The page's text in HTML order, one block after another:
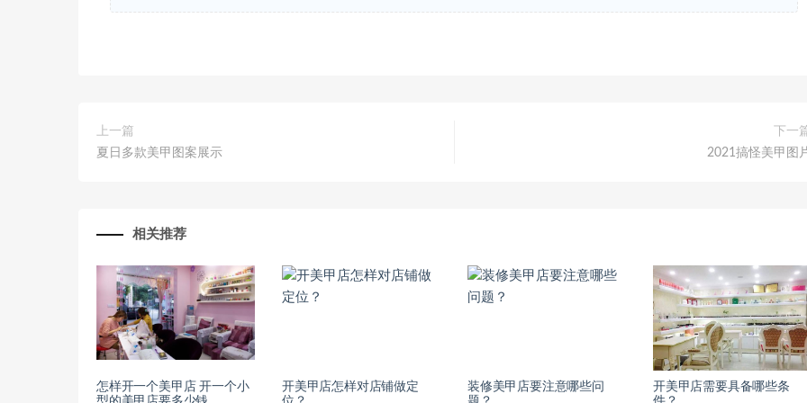
上一篇
夏日多款美甲图案展示
下一
2021搞怪美甲图
相关推荐
怎样开一个美甲店 开一个小
开美甲店怎样对店铺做定
装修美甲店要注意哪些问
开美甲店需要具备哪些条